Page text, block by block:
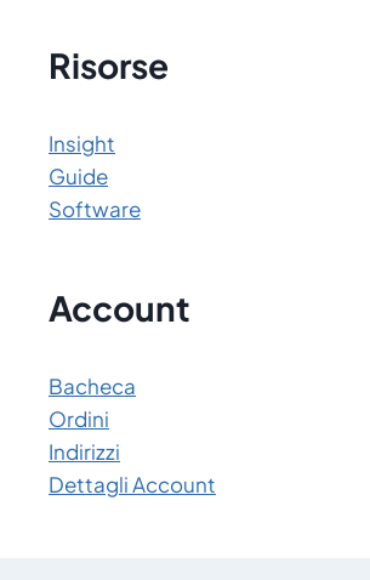
Risorse
Insight
Guide
Software
Account
Bacheca
Ordini
Indirizzi
Dettagli Account